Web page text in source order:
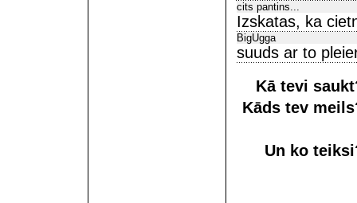
cits pantins...
Izskatas, ka
BigUgga
suuds ar to
Kā tevi
Kāds tev
Un ko